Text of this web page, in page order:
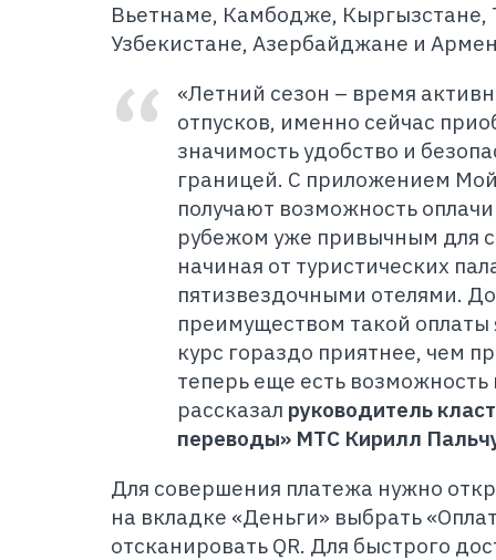
Вьетнаме, Камбодже, Кыргызстане,
Узбекистане, Азербайджане и
«Летний сезон – время
отпусков, именно сейчас
значимость удобство и
границей. С приложением
получают возможность
рубежом уже привычным для
начиная от туристических
пятизвездочными отелями.
преимуществом такой оплаты
курс гораздо приятнее, чем
теперь еще есть возможность
рассказал руководитель
переводы» МТС Кирилл
Для совершения платежа нужно
на вкладке «Деньги» выбрать
отсканировать QR. Для быстрого